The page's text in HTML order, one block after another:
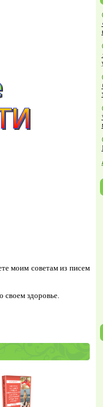
моим советам из писем
своем здоровье.